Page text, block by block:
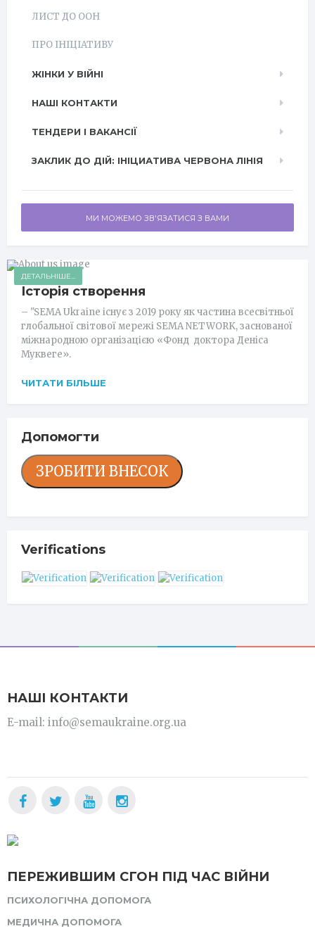
ЛИСТ ДО ООН
ПРО ІНІЦІАТИВУ
ЖІНКИ У ВІЙНІ
НАШІ КОНТАКТИ
ТЕНДЕРИ І ВАКАНСІЇ
ЗАКЛИК ДО ДІЙ: ІНІЦИАТИВА ЧЕРВОНА ЛІНІЯ
МИ МОЖЕМО ЗВ'ЯЗАТИСЯ З ВАМИ
ДЕТАЛЬНІШЕ...
Історія створення
– "SEMA Ukraine існує з 2019 року як частина всесвітньої
глобальної світової мережі SEMA NETWORK, заснованої
міжнародною організацією «Фонд доктора Деніса
Муквеге».
ЧИТАТИ БІЛЬШЕ
Допомогти
ЗРОБИТИ ВНЕСОК
Verifications
НАШІ КОНТАКТИ
E-mail: info@semaukraine.org.ua
ПЕРЕЖИВШИМ СГОН ПІД ЧАС ВІЙНИ
ПСИХОЛОГІЧНА ДОПОМОГА
МЕДИЧНА ДОПОМОГА